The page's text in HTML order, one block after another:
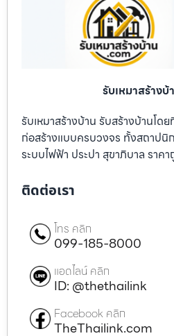
รับเหมาสร้าง
รับเหมาสร้างบ้าน รับสร้างบ้านโด
ก่อสร้างแบบครบวงจร ทั้งสถาปนิ
ระบบไฟฟ้า ประปา สุขาภิบาล ราค
ติดต่อเรา
โทร คลิก
099-185-8000
แอดไลน์ คลิก
ID: @thethailink
Facebook คลิก
TheThailink.com